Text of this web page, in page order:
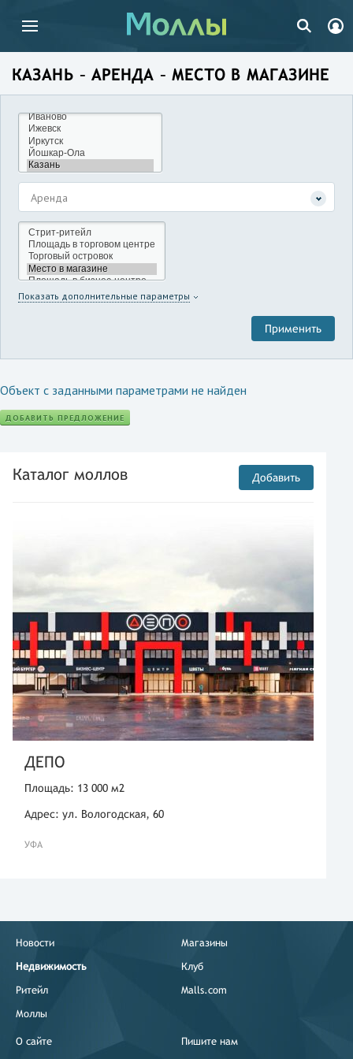
КАЗАНЬ – АРЕНДА – МЕСТО В МАГАЗИНЕ
Аренда
Показать дополнительные параметры
Объект с заданными параметрами не найден
ДОБАВИТЬ ПРЕДЛОЖЕНИЕ
Каталог моллов Добавить
ДЕПО
Площадь: 13 000 м2
Адрес: ул. Вологодская, 60
УФА
Новости
Недвижимость
Ритейл
Моллы
Магазины
Клуб
Malls.com
О сайте Пишите нам